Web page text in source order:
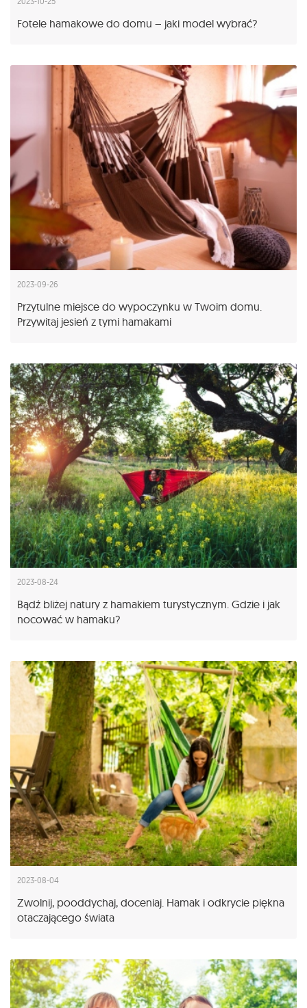
Fotele hamakowe do domu – jaki model wybrać?
2023-09-26
Przytulne miejsce do wypoczynku w Twoim domu.
Przywitaj jesień z tymi hamakami
2023-08-24
Bądź bliżej natury z hamakiem turystycznym. Gdzie i jak
nocować w hamaku?
2023-08-04
Zwolnij, pooddychaj, doceniaj. Hamak i odkrycie piękna
otaczającego świata